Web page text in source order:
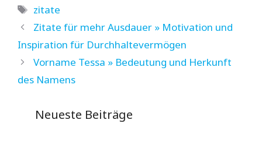
Schlagwörter
zitate
Zitate für mehr Ausdauer » Motivation und
Inspiration für Durchhaltevermögen
Vorname Tessa » Bedeutung und Herkunft
des Namens
Neueste Beiträge